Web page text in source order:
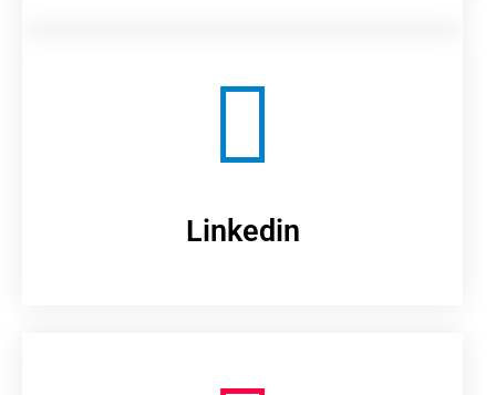
Linkedin